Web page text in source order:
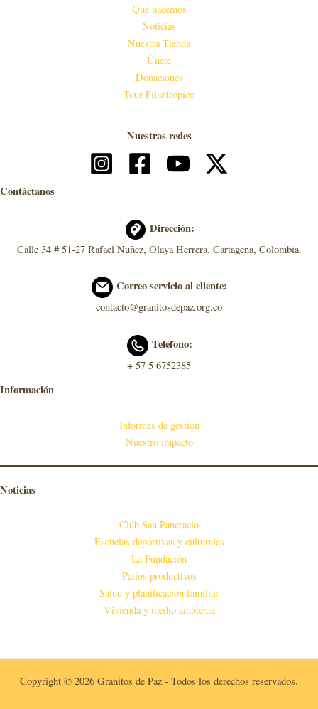
Qué hacemos
Noticias
Nuestra Tienda
Únete
Donaciones
Tour Filantrópico
Nuestras redes
Contáctanos
Dirección:
Calle 34 # 51-27 Rafael Nuñez, Olaya Herrera. Cartagena, Colombia.
Correo servicio al cliente:
contacto@granitosdepaz.org.co
Teléfono:
+ 57 5 6752385
Información
Informes de gestión
Nuestro impacto
Noticias
Club San Pancracio
Escuelas deportivas y culturales
La Fundación
Patios productivos
Salud y planificación familiar
Vivienda y medio ambiente
Copyright © 2026 Granitos de Paz - Todos los derechos reservados.